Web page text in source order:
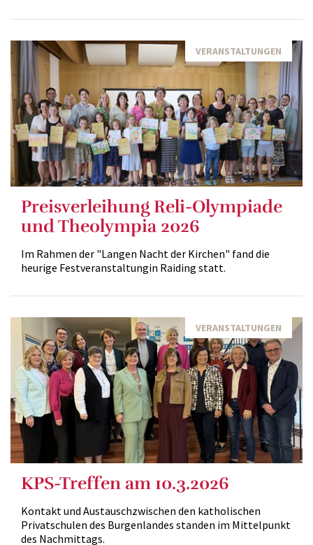
VERANSTALTUNGEN
Preisverleihung Reli-Olympiade
und Theolympia 2026
Im Rahmen der "Langen Nacht der Kirchen" fand die
heurige Festveranstaltungin Raiding statt.
VERANSTALTUNGEN
KPS-Treffen am 10.3.2026
Kontakt und Austauschzwischen den katholischen
Privatschulen des Burgenlandes standen im Mittelpunkt
des Nachmittags.